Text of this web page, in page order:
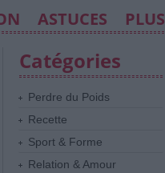
ASTUCES PLUS
Catégories
Perdre du Poids
Recette
Sport & Forme
Relation & Amour